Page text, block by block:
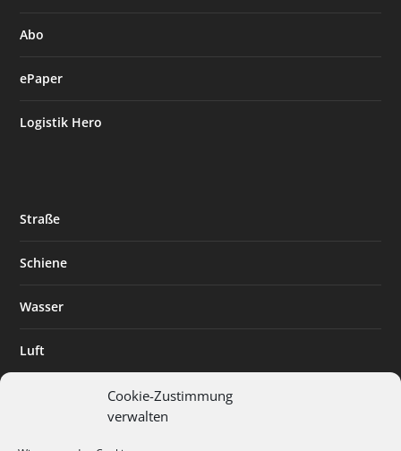
Cookie-Zustimmung
verwalten
Abo
ePaper
Logistik Hero
Straße
Schiene
Wasser
Luft